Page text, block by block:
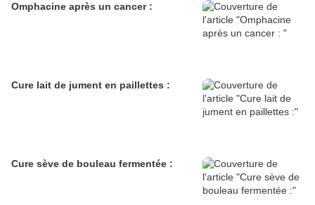
Omphacine après un cancer :
Cure lait de jument en paillettes :
Cure sève de bouleau fermentée :